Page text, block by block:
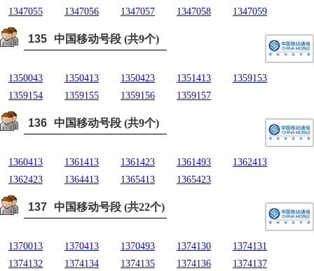
1347055
1347056 1347057 1347058 1347059
135 中国移动号段 (共9个)
1350043 1350413 1350423 1351413
1359153
1359154
1359155 1359156 1359157
136 中国移动号段 (共9个)
1360413 1361413 1361423 1361493
1362413
1362423
1364413 1365413 1365423
137 中国移动号段 (共22个)
1370013 1370413 1370493 1374130
1374131
1374132
1374134 1374135 1374136
1374137